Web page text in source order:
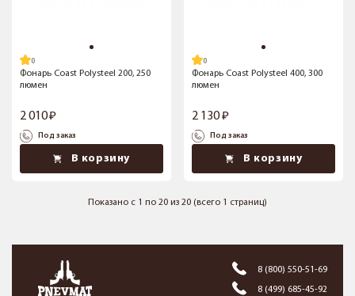
Фонарь Coast Polysteel 200, 250
люмен
2 010
Под заказ
В корзину
Фонарь Coast Polysteel 400, 300
люмен
2 130
Под заказ
В корзину
Показано с 1 по 20 из 20 (всего 1 страниц)
8 (800) 550-51-69
8 (499) 685-45-92